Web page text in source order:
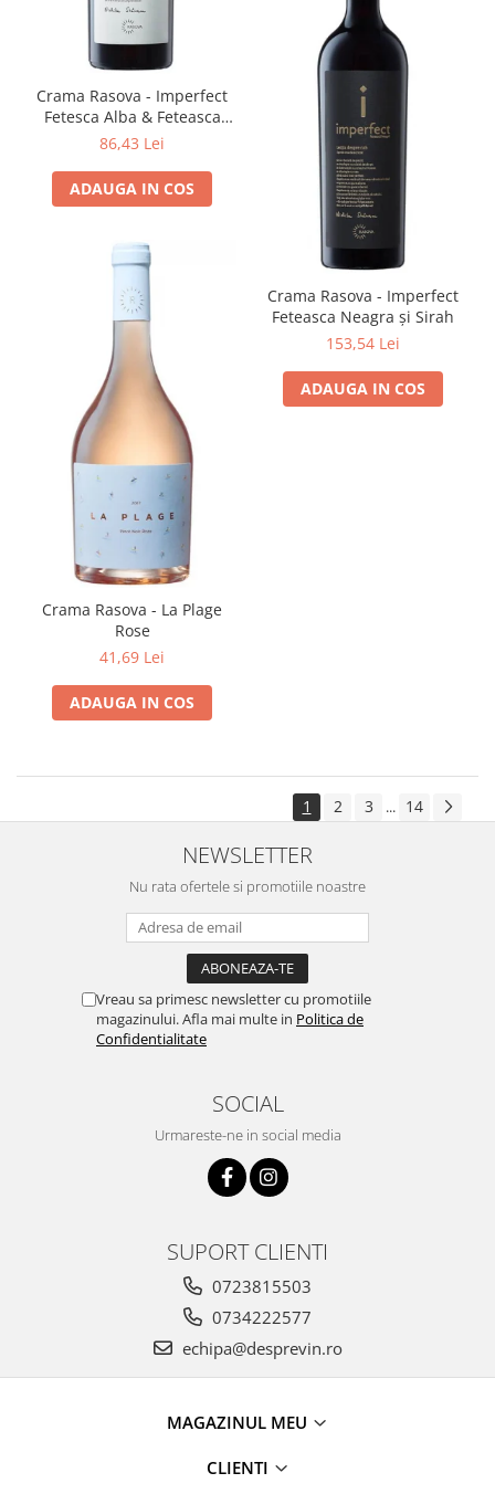
Crama Rasova - Imperfect
Fetesca Alba & Feteasca
Regala
86,43 Lei
ADAUGA IN COS
Crama Rasova - Imperfect
Feteasca Neagra și Sirah
153,54 Lei
ADAUGA IN COS
Crama Rasova - La Plage
Rose
41,69 Lei
ADAUGA IN COS
1 2 3 ... 14
NEWSLETTER
Nu rata ofertele si promotiile noastre
Vreau sa primesc newsletter cu promotiile
magazinului. Afla mai multe in Politica de
Confidentialitate
SOCIAL
Urmareste-ne in social media
SUPORT CLIENTI
0723815503
0734222577
echipa@desprevin.ro
MAGAZINUL MEU
CLIENTI